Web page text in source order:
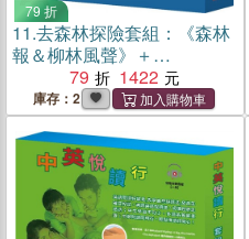
79 折
11.去森林探險套組：《森林
報＆柳林風聲》＋
《ILoveMyMom》＋《逆境
勇者》＋《傑克與魔豆》＋
《北風與太陽》
79 1422
庫存：2